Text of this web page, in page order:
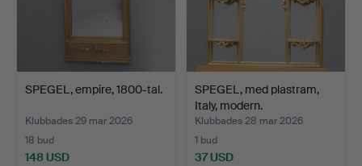
SPEGEL, empire, 1800-tal.
Klubbades 29 mar 2026
18 bud
148 USD
SPEGEL, med plastram,
Italy, modern.
Klubbades 28 mar 2026
1 bud
37 USD